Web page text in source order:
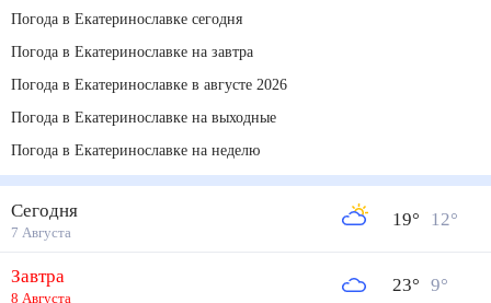
Погода в Екатеринославке сегодня
Погода в Екатеринославке на завтра
Погода в Екатеринославке в августе 2026
Погода в Екатеринославке на выходные
Погода в Екатеринославке на неделю
Сегодня
7 Августа
19° 12°
Завтра
8 Августа
23° 9°